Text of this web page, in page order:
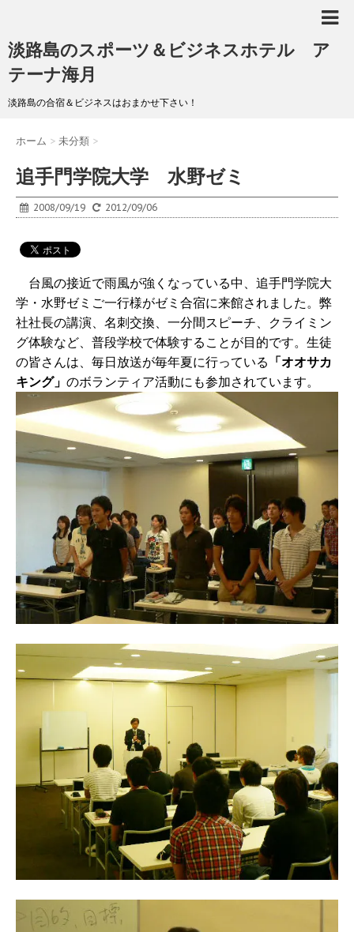
淡路島のスポーツ＆ビジネスホテル ア
テーナ海月
淡路島の合宿＆ビジネスはおまかせ下さい！
ホーム > 未分類 >
追手門学院大学 水野ゼミ
2008/09/19 2012/09/06
台風の接近で雨風が強くなっている中、追手門学院大
学・水野ゼミご一行様がゼミ合宿に来館されました。弊
社社長の講演、名刺交換、一分間スピーチ、クライミン
グ体験など、普段学校で体験することが目的です。生徒
の皆さんは、毎日放送が毎年夏に行っている 「オオサカ
キング」 のボランティア活動にも参加されています。